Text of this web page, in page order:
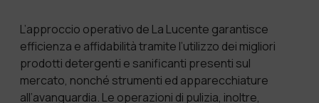
L’approccio operativo de La Lucente garantisce
efficienza e affidabilità tramite l’utilizzo dei migliori
prodotti detergenti e sanificanti presenti sul
mercato, nonché strumenti ed apparecchiature
all’avanguardia. Le operazioni di pulizia, inoltre,